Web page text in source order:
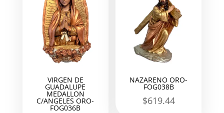
VIRGEN DE
GUADALUPE
MEDALLON
C/ANGELES ORO-
FOG036B
NAZARENO ORO-
FOG038B
$619.44